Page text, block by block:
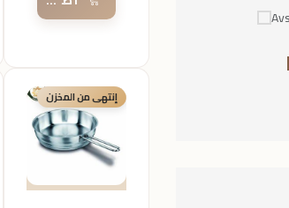
إنتهى من المخزن